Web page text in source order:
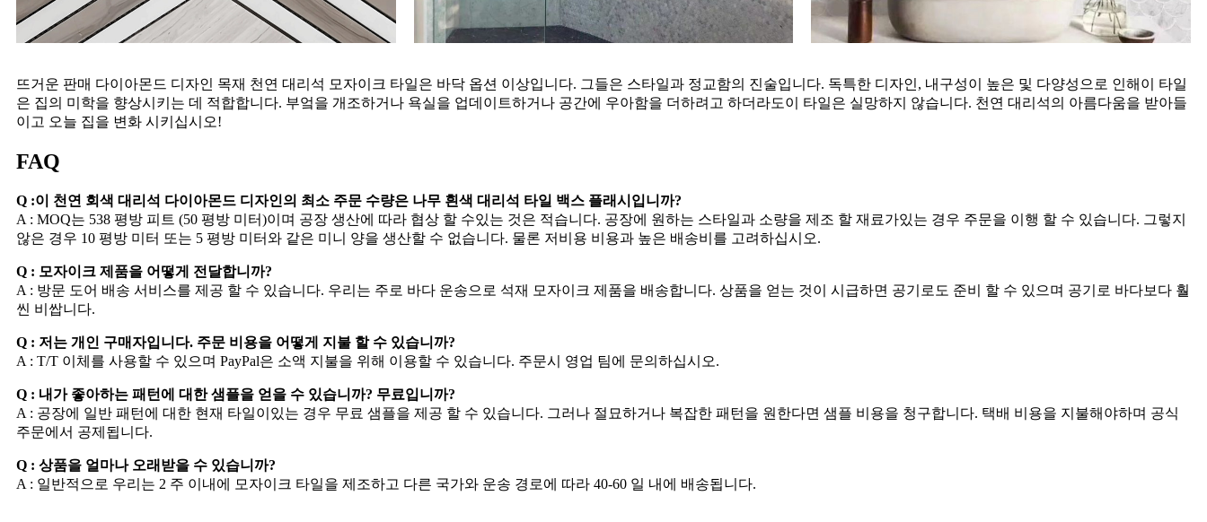
뜨거운 판매 다이아몬드 디자인 목재 천연 대리석 모자이크 타일은 바닥 옵션 이상입니다. 그들은 스타일과 정교함의 진술입니다. 독특한 디자인, 내구성이 높은 및 다양성으로 인해이 타일
은 집의 미학을 향상시키는 데 적합합니다. 부엌을 개조하거나 욕실을 업데이트하거나 공간에 우아함을 더하려고 하더라도이 타일은 실망하지 않습니다. 천연 대리석의 아름다움을 받아들
이고 오늘 집을 변화 시키십시오!
FAQ
Q :이 천연 회색 대리석 다이아몬드 디자인의 최소 주문 수량은 나무 흰색 대리석 타일 백스 플래시입니까?
A : MOQ는 538 평방 피트 (50 평방 미터)이며 공장 생산에 따라 협상 할 수있는 것은 적습니다. 공장에 원하는 스타일과 소량을 제조 할 재료가있는 경우 주문을 이행 할 수 있습니다. 그렇지
않은 경우 10 평방 미터 또는 5 평방 미터와 같은 미니 양을 생산할 수 없습니다. 물론 저비용 비용과 높은 배송비를 고려하십시오.
Q : 모자이크 제품을 어떻게 전달합니까?
A : 방문 도어 배송 서비스를 제공 할 수 있습니다. 우리는 주로 바다 운송으로 석재 모자이크 제품을 배송합니다. 상품을 얻는 것이 시급하면 공기로도 준비 할 수 있으며 공기로 바다보다 훨
씬 비쌉니다.
Q : 저는 개인 구매자입니다. 주문 비용을 어떻게 지불 할 수 있습니까?
A : T/T 이체를 사용할 수 있으며 PayPal은 소액 지불을 위해 이용할 수 있습니다. 주문시 영업 팀에 문의하십시오.
Q : 내가 좋아하는 패턴에 대한 샘플을 얻을 수 있습니까? 무료입니까?
A : 공장에 일반 패턴에 대한 현재 타일이있는 경우 무료 샘플을 제공 할 수 있습니다. 그러나 절묘하거나 복잡한 패턴을 원한다면 샘플 비용을 청구합니다. 택배 비용을 지불해야하며 공식
주문에서 공제됩니다.
Q : 상품을 얼마나 오래받을 수 있습니까?
A : 일반적으로 우리는 2 주 이내에 모자이크 타일을 제조하고 다른 국가와 운송 경로에 따라 40-60 일 내에 배송됩니다.